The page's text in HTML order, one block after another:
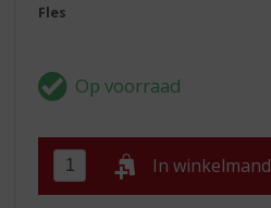
Fles
In winkelmand